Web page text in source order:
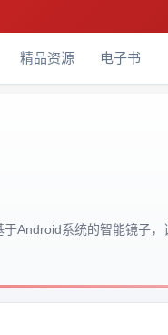
精品资源 电子书
Android系统的智能镜子，